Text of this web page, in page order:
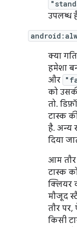
उपलब्ध
क्या
हमेशा
और
को
तो.
टास्क
है. अन्य
दिया
आम तौर
टास्क
क्लियर
मौजूद
तौर
किसी